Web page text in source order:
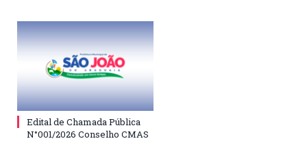
Edital de Chamada Pública
N°001/2026 Conselho CMAS